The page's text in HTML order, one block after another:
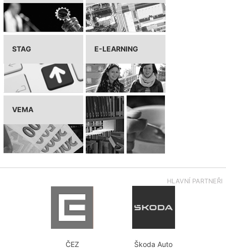
STAG E-LEARNING
VEMA
HLAVNÍ PARTNEŘI
ČEZ Škoda Auto